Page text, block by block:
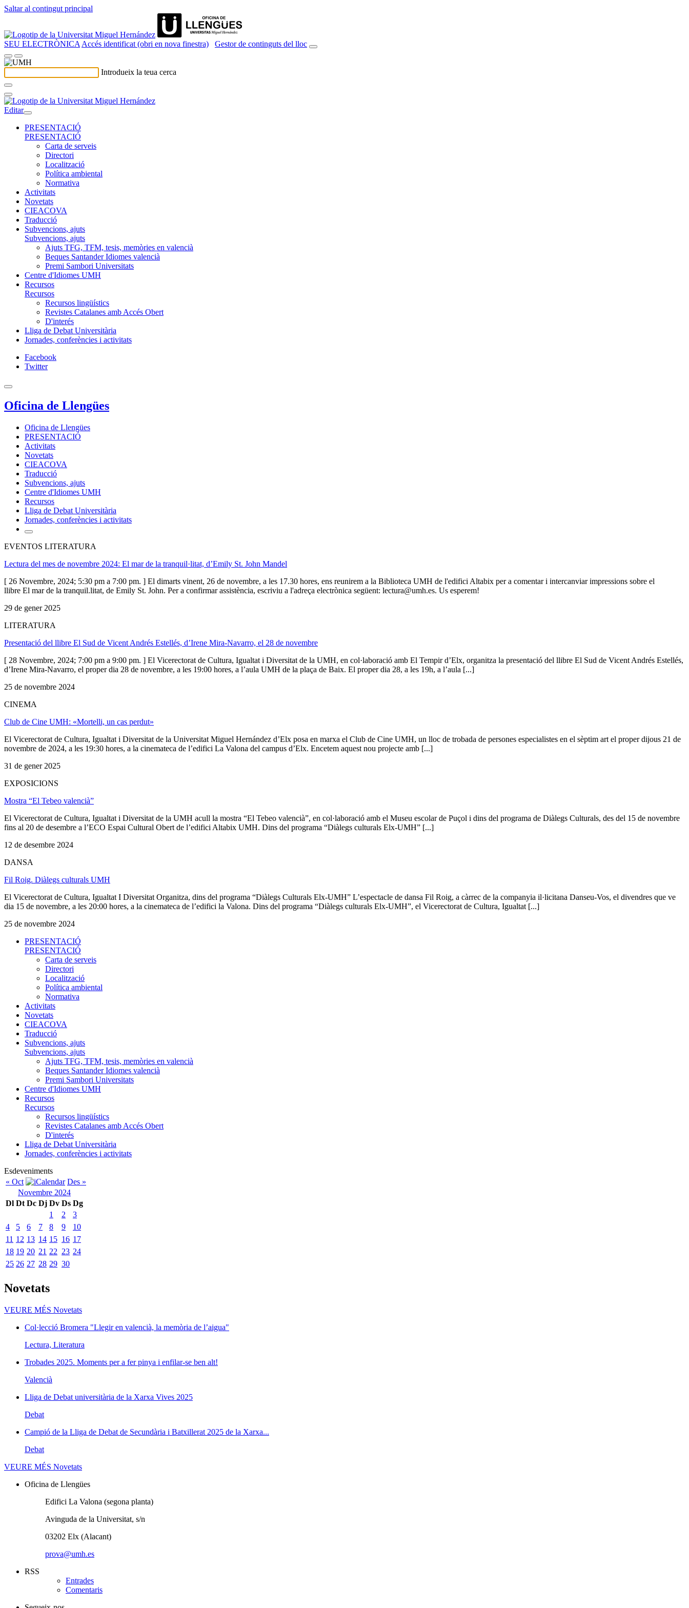
Saltar al contingut principal
SEU ELECTRÒNICA Accés identificat (obri en nova finestra) Gestor de continguts del lloc
Introdueix la teua cerca
Editar
PRESENTACIÓ
PRESENTACIÓ
Carta de serveis
Directori
Localització
Política ambiental
Normativa
Activitats
Novetats
CIEACOVA
Traducció
Subvencions, ajuts
Subvencions, ajuts
Ajuts TFG, TFM, tesis, memòries en valencià
Beques Santander Idiomes valencià
Premi Sambori Universitats
Centre d'Idiomes UMH
Recursos
Recursos
Recursos lingüístics
Revistes Catalanes amb Accés Obert
D'interés
Lliga de Debat Universitària
Jornades, conferències i activitats
Facebook
Twitter
Oficina de Llengües
Oficina de Llengües
PRESENTACIÓ
Activitats
Novetats
CIEACOVA
Traducció
Subvencions, ajuts
Centre d'Idiomes UMH
Recursos
Lliga de Debat Universitària
Jornades, conferències i activitats
EVENTOS LITERATURA
Lectura del mes de novembre 2024: El mar de la tranquil·litat, d’Emily St. John Mandel
[ 26 Novembre, 2024; 5:30 pm a 7:00 pm. ] El dimarts vinent, 26 de novembre, a les 17.30 hores, ens reunirem a la Biblioteca UMH de l'edifici Altabix per a comentar i intercanviar impressions sobre el
llibre El mar de la tranquil.litat, de Emily St. John. Per a confirmar assistència, escriviu a l'adreça electrònica següent: lectura@umh.es. Us esperem!
29 de gener 2025
LITERATURA
Presentació del llibre El Sud de Vicent Andrés Estellés, d’Irene Mira-Navarro, el 28 de novembre
[ 28 Novembre, 2024; 7:00 pm a 9:00 pm. ] El Vicerectorat de Cultura, Igualtat i Diversitat de la UMH, en col·laboració amb El Tempir d’Elx, organitza la presentació del llibre El Sud de Vicent Andrés Estellés,
d’Irene Mira-Navarro, el proper dia 28 de novembre, a les 19:00 hores, a l’aula UMH de la plaça de Baix. El proper dia 28, a les 19h, a l’aula [...]
25 de novembre 2024
CINEMA
Club de Cine UMH: «Mortelli, un cas perdut»
El Vicerectorat de Cultura, Igualtat i Diversitat de la Universitat Miguel Hernández d’Elx posa en marxa el Club de Cine UMH, un lloc de trobada de persones especialistes en el sèptim art el proper dijous 21 de
novembre de 2024, a les 19:30 hores, a la cinemateca de l’edifici La Valona del campus d’Elx. Encetem aquest nou projecte amb [...]
31 de gener 2025
EXPOSICIONS
Mostra “El Tebeo valencià”
El Vicerectorat de Cultura, Igualtat i Diversitat de la UMH acull la mostra “El Tebeo valencià”, en col·laboració amb el Museu escolar de Puçol i dins del programa de Diàlegs Culturals, des del 15 de novembre
fins al 20 de desembre a l’ECO Espai Cultural Obert de l’edifici Altabix UMH. Dins del programa “Diàlegs culturals Elx-UMH” [...]
12 de desembre 2024
DANSA
Fil Roig. Diàlegs culturals UMH
El Vicerectorat de Cultura, Igualtat I Diversitat Organitza, dins del programa “Diàlegs Culturals Elx-UMH” L’espectacle de dansa Fil Roig, a càrrec de la companyia il·licitana Danseu-Vos, el divendres que ve
dia 15 de novembre, a les 20:00 hores, a la cinemateca de l’edifici la Valona. Dins del programa “Diàlegs culturals Elx-UMH”, el Vicerectorat de Cultura, Igualtat [...]
25 de novembre 2024
PRESENTACIÓ
PRESENTACIÓ
Carta de serveis
Directori
Localització
Política ambiental
Normativa
Activitats
Novetats
CIEACOVA
Traducció
Subvencions, ajuts
Subvencions, ajuts
Ajuts TFG, TFM, tesis, memòries en valencià
Beques Santander Idiomes valencià
Premi Sambori Universitats
Centre d'Idiomes UMH
Recursos
Recursos
Recursos lingüístics
Revistes Catalanes amb Accés Obert
D'interés
Lliga de Debat Universitària
Jornades, conferències i activitats
Esdeveniments
« Oct
Des »
Novembre 2024
Dl Dt Dc Dj Dv Ds Dg
1
2
3
4
5 6 7 8 9
10
11 12 13 14 15 16 17
18 19 20 21 22 23 24
25 26 27 28 29 30
Novetats
VEURE MÉS Novetats
Col·lecció Bromera "Llegir en valencià, la memòria de l’aigua"
Lectura, Literatura
Trobades 2025. Moments per a fer pinya i enfilar-se ben alt!
Valencià
Lliga de Debat universitària de la Xarxa Vives 2025
Debat
Campió de la Lliga de Debat de Secundària i Batxillerat 2025 de la Xarxa...
Debat
VEURE MÉS Novetats
Oficina de Llengües
Edifici La Valona (segona planta)
Avinguda de la Universitat, s/n
03202 Elx (Alacant)
prova@umh.es
RSS
Entrades
Comentaris